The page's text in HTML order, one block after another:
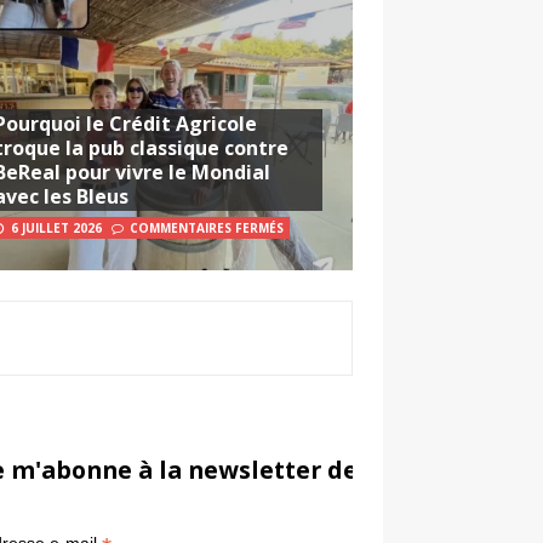
le Crédit Agricole
la pub classique contre
pour vivre le Mondial
les Bleus
6 JUILLET 2026 COMMENTAIRES FERMÉS
m'abonne à la newsletter de